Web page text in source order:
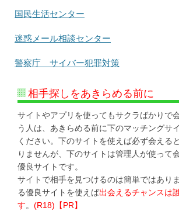
国民生活センター
迷惑メール相談センター
警察庁 サイバー犯罪対策
相手探しをあきらめる前に
サイトやアプリを使ってもサクラばかりで
う人は、あきらめる前に下のマッチングサ
ください。下のサイトを使えば必ず会える
りませんが、下のサイトは管理人が使って
優良サイトです。
サイトで相手を見つけるのは簡単ではあり
る優良サイトを使えば出会えるチャンスは
す。 (R18)【PR】